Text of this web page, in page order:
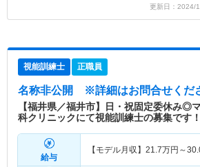
更新日：
視能訓練士 正職員
名称非公開 ※詳細はお問合せくだ
【福井県／福井市】日・祝固定委休み◎
科クリニックにて視能訓練士の募集です！
給与
【モデル月収】 21.7万円～